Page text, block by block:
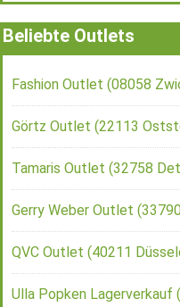
Beliebte Outlets
Fashion Outlet (08058
Görtz Outlet (22113
Tamaris Outlet (32758
Gerry Weber Outlet
QVC Outlet (40211
Ulla Popken Lagerverkauf